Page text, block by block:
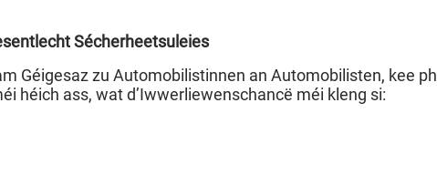
Sécherheetsuleies
Géigesaz zu Automobilistinnen an Automobilisten, kee
héich ass, wat d’Iwwerliewenschancë méi kleng si: